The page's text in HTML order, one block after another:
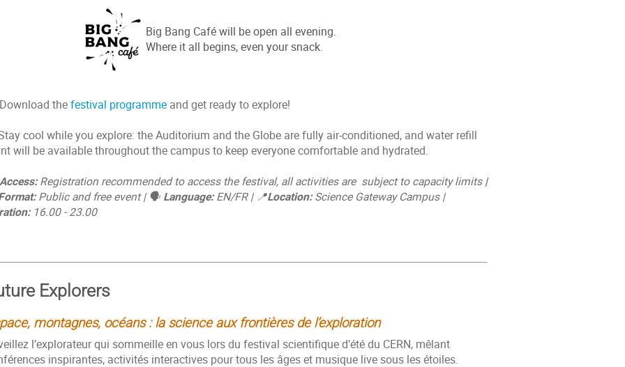
Big Bang Café will be open all evening.
Where it all begins, even your snack.
thefestival programme and get ready to explore!
cool while you explore: the Auditorium and the Globe are fully air-conditioned, and water refill
will be available throughout the campus to keep everyone comfortable and hydrated.
Registration recommended to access the festival, all activities are subject to capacity limits |
Public and free event | 🗣Language:EN/FR | 📍Location:Science Gateway Campus |
16.00 - 23.00
Explorers
montagnes, océans : la science aux frontières de l’exploration
l’explorateur qui sommeille en vous lors du festival scientifique d’été du CERN, mêlant
inspirantes, activités interactives pour tous les âges et musique live sous les étoiles.